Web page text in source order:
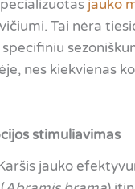
jauko
Tai nėra
nes kiekvienas
stimuliavimas
jauko